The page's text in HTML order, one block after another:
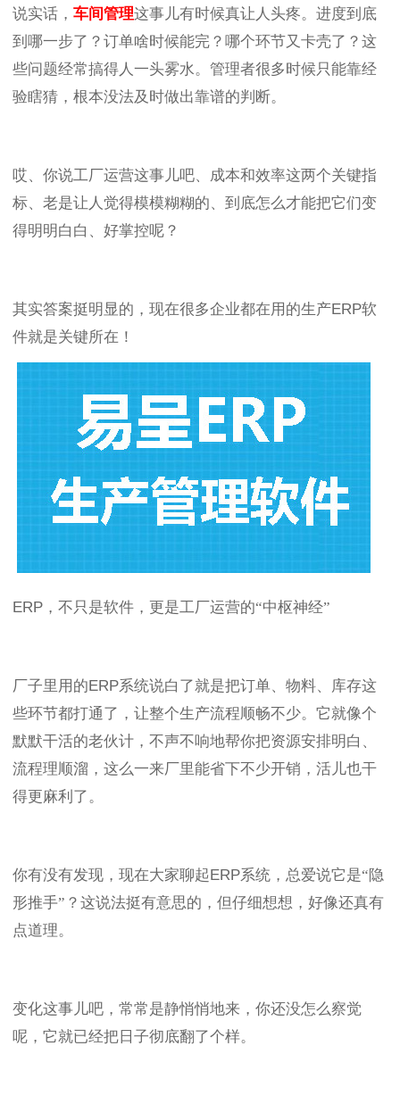
说实话， 车间管理这事儿有时候真让人头疼。进度到底
到哪一步了？订单啥时候能完？哪个环节又卡壳了？这
些问题经常搞得人一头雾水。管理者很多时候只能靠经
验瞎猜，根本没法及时做出靠谱的判断。
哎、你说工厂运营这事儿吧、成本和效率这两个关键指
标、老是让人觉得模模糊糊的、到底怎么才能把它们变
得明明白白、好掌控呢？
其实答案挺明显的，现在很多企业都在用的生产ERP软
件就是关键所在！
ERP ，不只是软件，更是工厂运营的“中枢神经”
厂子里用的ERP系统说白了就是把订单、物料、库存这
些环节都打通了，让整个生产流程顺畅不少。它就像个
默默干活的老伙计，不声不响地帮你把资源安排明白、
流程理顺溜，这么一来厂里能省下不少开销，活儿也干
得更麻利了。
你有没有发现，现在大家聊起ERP系统，总爱说它是“隐
形推手”？这说法挺有意思的，但仔细想想，好像还真有
点道理。
变化这事儿吧，常常是静悄悄地来，你还没怎么察觉
呢，它就已经把日子彻底翻了个样。